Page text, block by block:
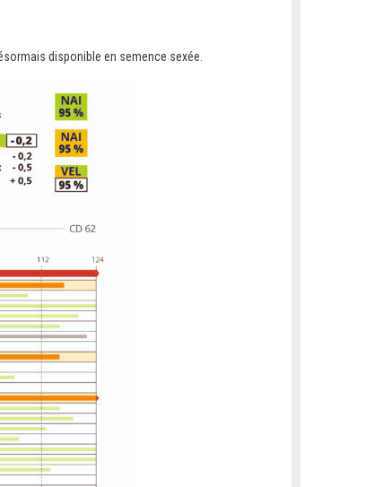
disponible en semence sexée.